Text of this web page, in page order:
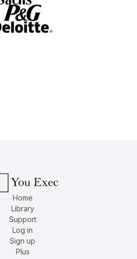
Home
Library
Support
Log in
Sign up
Plus